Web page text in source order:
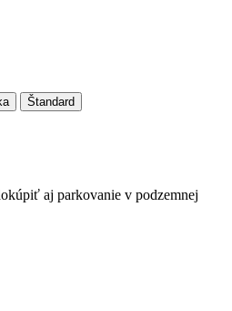
Štandard
aj parkovanie v podzemnej